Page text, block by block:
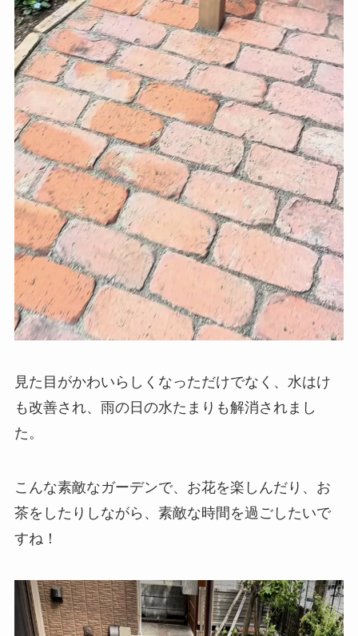
見た目がかわいらしくなっただけでなく、水はけ
も改善され、雨の日の水たまりも解消されまし
た。
こんな素敵なガーデンで、お花を楽しんだり、お
茶をしたりしながら、素敵な時間を過ごしたいで
すね！